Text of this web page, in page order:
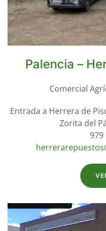
Palencia –
Comercial
Entrada a Herrera de
Zorita del
979